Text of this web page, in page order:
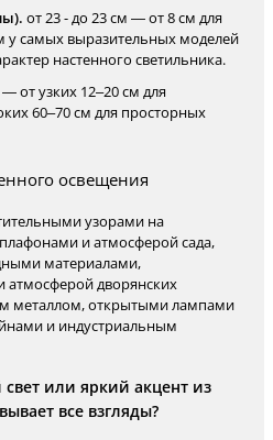
от 23 - до 23 см — от 8 см для
у самых выразительных моделей
настенного светильника.
от узких 12–20 см для
60–70 см для просторных
освещения
узорами на
и атмосферой сада,
материалами,
дворянских
металлом, открытыми лампами
и индустриальным
или яркий акцент из
все взгляды?